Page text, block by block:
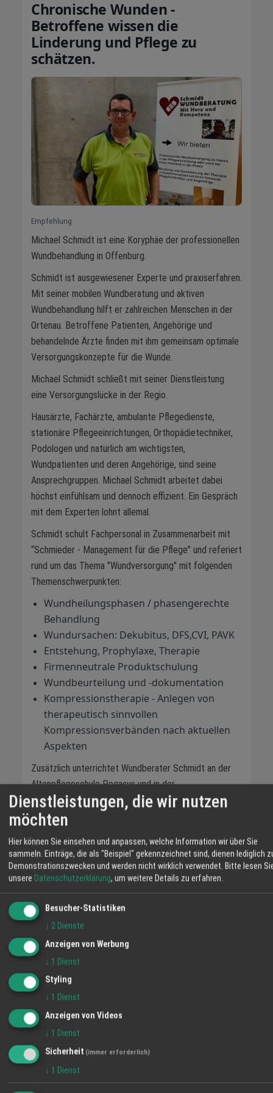
Chronische Wunden -
Betroffene wissen die
Linderung und Pflege zu
schätzen.
Empfehlung
Michael Schmidt ist eine Koryphäe der professionellen
Wundbehandlung in Offenburg.
Schmidt ist ausgewiesener Experte und praxiserfahren.
Mit seiner mobilen Wundberatung und aktiven
Wundbehandlung hilft er zahlreichen Menschen in der
Ortenau. Betroffene Patienten, Angehörige und
behandelnde Ärzte finden mit ihm gemeinsam optimale
Versorgungskonzepte für die Wunde.
Michael Schmidt schließt mit seiner Dienstleistung
eine Versorgungslücke in der Regio.
Hausärzte, Fachärzte, ambulante Pflegedienste,
stationäre Pflegeeinrichtungen, Orthopädietechniker,
Podologen und natürlich am wichtigsten,
Wundpatienten und deren Angehörige, sind seine
Ansprechgruppen. Michael Schmidt arbeitet dabei
höchst einfühlsam und dennoch effizient. Ein Gespräch
mit dem Experten lohnt allemal.
Schmidt schult Fachpersonal in Zusammenarbeit mit
“Schmieder - Management für die Pflege” und referiert
rund um das Thema "Wundversorgung" mit folgenden
Themenschwerpunkten:
Wundheilungsphasen / phasengerechte
Behandlung
Wundursachen: Dekubitus, DFS,CVI, PAVK
Entstehung, Prophylaxe, Therapie
Firmenneutrale Produktschulung
Wundbeurteilung und -dokumentation
Kompressionstherapie - Anlegen von
therapeutisch sinnvollen
Kompressionsverbänden nach aktuellen
Aspekten
Zusätzlich unterrichtet Wundberater Schmidt an der
Altenpflegeschule Pegasus und in der
Krankenpflegeschule.
“Der rote Faden der Genesung ist der Geduldsfaden”,
sagte einst Prof. Dr. med. Gerhard Uhlenbruck,
deutscher Immunologe und Aphoristiker. Diesen roten
Faden nimmt die Schmidt Wundberatung in der Regio
Ortenau meisterlich auf und Michael Schmidts
Kompetenzen und Erfolge sprechen für sich.
Wundberatung
TEILEN
WETTER LAHR
18 °C
Dienstleistungen, die wir nutzen
möchten
Hier können Sie einsehen und anpassen, welche Information wir über Sie
sammeln. Einträge, die als "Beispiel" gekennzeichnet sind, dienen lediglich
Demonstrationszwecken und werden nicht wirklich verwendet. Bitte lesen
unsere Datenschutzerklärung, um weitere Details zu erfahren.
Besucher-Statistiken
↓ 2 Dienste
Anzeigen von Werbung
↓ 1 Dienst
Styling
↓ 1 Dienst
Anzeigen von Videos
↓ 1 Dienst
Sicherheit (immer erforderlich)
↓ 1 Dienst